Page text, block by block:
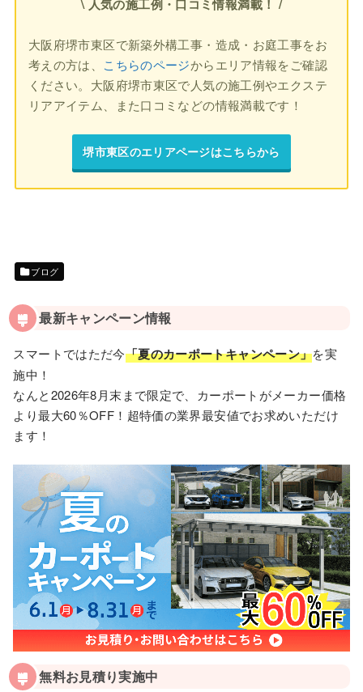
\ 人気の施工例・口コミ情報満載！ /
大阪府堺市東区で新築外構工事・造成・お庭工事をお
考えの方は、 こちらのページからエリア情報をご確認
ください。大阪府堺市東区で人気の施工例やエクステ
リアアイテム、また口コミなどの情報満載です！
堺市東区のエリアページはこちらから
ブログ
最新キャンペーン情報
スマートではただ今「夏のカーポートキャンペーン」を実
施中！
なんと2026年8月末まで限定で、カーポートがメーカー価格
より最大60％OFF！超特価の業界最安値でお求めいただけ
ます！
無料お見積り実施中